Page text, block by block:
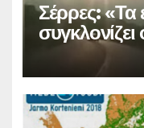
Σέρρες:
θυμάτων